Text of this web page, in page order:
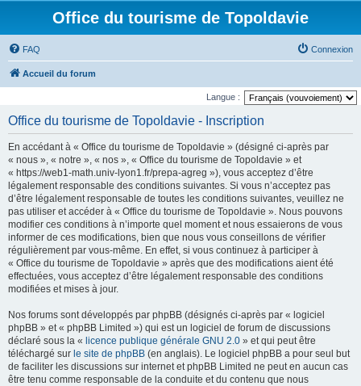
Office du tourisme de Topoldavie
FAQ Connexion
Accueil du forum
Langue :
Office du tourisme de Topoldavie - Inscription
En accédant à « Office du tourisme de Topoldavie » (désigné ci-après par
« nous », « notre », « nos », « Office du tourisme de Topoldavie » et
« https://web1-math.univ-lyon1.fr/prepa-agreg »), vous acceptez d’être
légalement responsable des conditions suivantes. Si vous n’acceptez pas
d’être légalement responsable de toutes les conditions suivantes, veuillez ne
pas utiliser et accéder à « Office du tourisme de Topoldavie ». Nous pouvons
modifier ces conditions à n’importe quel moment et nous essaierons de vous
informer de ces modifications, bien que nous vous conseillons de vérifier
régulièrement par vous-même. En effet, si vous continuez à participer à
« Office du tourisme de Topoldavie » après que des modifications aient été
effectuées, vous acceptez d’être légalement responsable des conditions
modifiées et mises à jour.
Nos forums sont développés par phpBB (désignés ci-après par « logiciel
phpBB » et « phpBB Limited ») qui est un logiciel de forum de discussions
déclaré sous la « licence publique générale GNU 2.0 » et qui peut être
téléchargé sur le site de phpBB (en anglais). Le logiciel phpBB a pour seul but
de faciliter les discussions sur internet et phpBB Limited ne peut en aucun cas
être tenu comme responsable de la conduite et du contenu que nous